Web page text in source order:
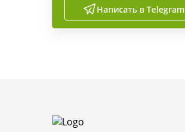
Написать в Telegram